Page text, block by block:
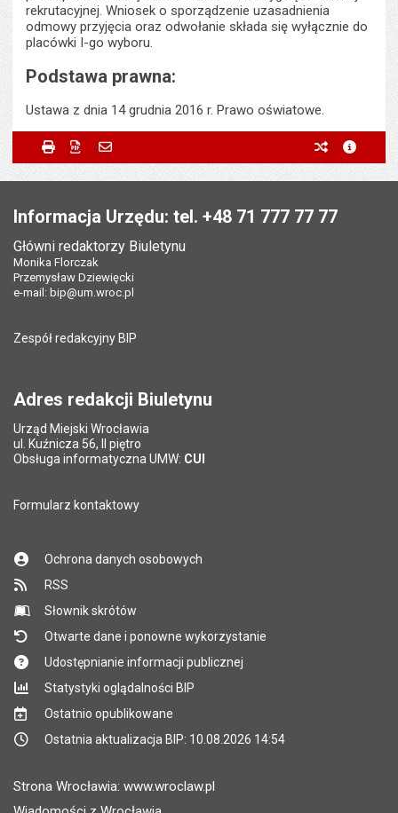
rekrutacyjnej. Wniosek o sporządzenie uzasadnienia
odmowy przyjęcia oraz odwołanie składa się wyłącznie do
placówki I-go wyboru.
Podstawa prawna:
Ustawa z dnia 14 grudnia 2016 r. Prawo oświatowe.
Metryczka
Odpowiedzialny za treść:
Marcin Miedziński
Ostatnio zaktualizował:
Data ostatniej aktualizacji:
Powiadom znajomego
Powiadom znajomego
Twoje imię i nazwisko
Twój adres e-mail Pole wymagane
Tytuł e-mailaPole wymagane
*
Adres e-mail znajomego
Pytanie antyspamowe
*
Pole wymagane
Drukuj Zapisz do PDF poprzednie
Informacja Urzędu: tel. +48 71 777 77 77
Główni redaktorzy Biuletynu
Monika Florczak
Przemysław Dziewięcki
e-mail:bip@um.wroc.pl
Zespół redakcyjny BIP
Adres redakcji Biuletynu
Urząd Miejski Wrocławia
ul. Kuźnicza 56, II piętro
Obsługa informatyczna UMW: CUI
Formularz kontaktowy
Ochrona danych osobowych
RSS
Słownik skrótów
Otwarte dane i ponowne wykorzystanie
Udostępnianie informacji publicznej
Statystyki oglądalności BIP
Ostatnio opublikowane
Ostatnia aktualizacja BIP: 10.08.2026 14:54
Strona Wrocławia: www.wroclaw.pl